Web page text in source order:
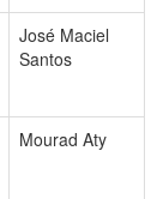
José Maciel
Santos
Mourad Aty